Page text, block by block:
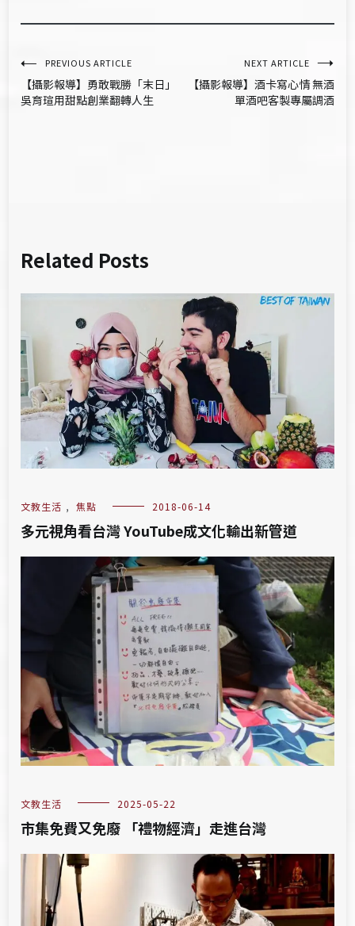
文
章
PREVIOUS ARTICLE
【攝影報導】勇敢戰勝「末日」
吳育瑄用甜點創業翻轉人生
NEXT ARTICLE
【攝影報導】酒卡寫心情 無酒
單酒吧客製專屬調酒
Related Posts
文教生活 , 焦點 2018-06-14
多元視角看台灣 YouTube成文化輸出新管道
文教生活 2025-05-22
市集免費又免廢 「禮物經濟」走進台灣